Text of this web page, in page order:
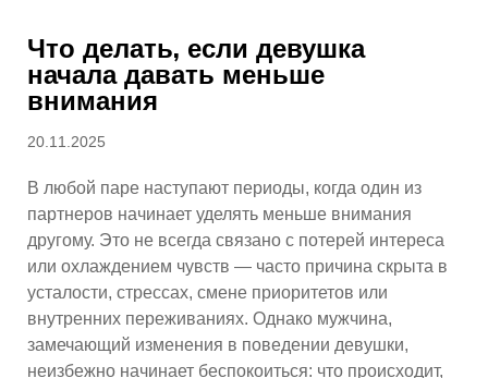
Что делать, если девушка
начала давать меньше
внимания
Опубликовано
20.11.2025
В любой паре наступают периоды, когда один из
партнеров начинает уделять меньше внимания
другому. Это не всегда связано с потерей интереса
или охлаждением чувств — часто причина скрыта в
усталости, стрессах, смене приоритетов или
внутренних переживаниях. Однако мужчина,
замечающий изменения в поведении девушки,
неизбежно начинает беспокоиться: что происходит,